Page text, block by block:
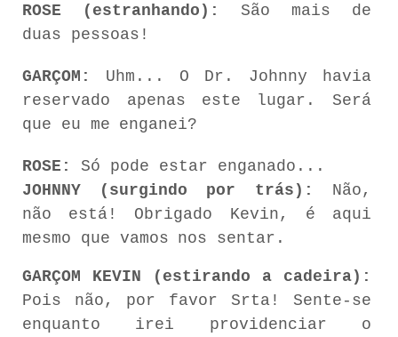
ROSE (estranhando):
São mais de
duas pessoas!
GARÇOM: Uhm... O Dr. Johnny
havia
reservado
apenas este lugar.
Será
que
eu me enganei?
ROSE:
Só pode estar enganado...
JOHNNY
(surgindo por trás):
Não,
não
está! Obrigado Kevin, é
aqui
mesmo
que vamos nos sentar.
GARÇOM KEVIN (estirando a
cadeira):
Pois
não, por favor Srta!
Sente-se
enquanto
irei providenciar
o